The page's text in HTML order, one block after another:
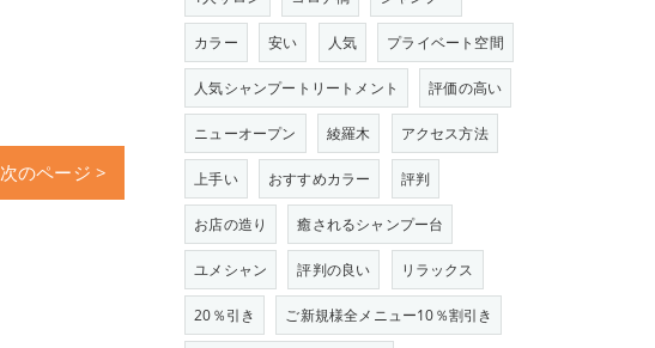
次のページ >
カラー 安い 人気 プライベート空間
人気シャンプートリートメント 評価の高い
ニューオープン 綾羅木 アクセス方法
上手い おすすめカラー 評判
お店の造り 癒されるシャンプー台
ユメシャン 評判の良い リラックス
20％引き ご新規様全メニュー10％割引き